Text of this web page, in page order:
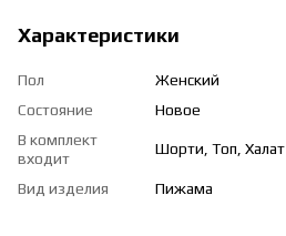
Характеристики
Пол
Женский
Состояние
Новое
В комплект
входит
Шорти, Топ, Халат
Вид изделия Пижама